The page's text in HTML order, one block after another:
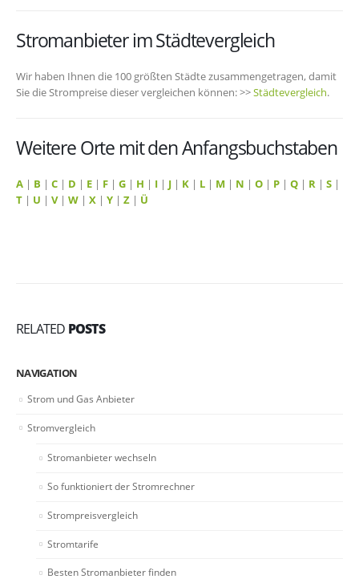
Stromanbieter im Städtevergleich
Wir haben Ihnen die 100 größten Städte zusammengetragen, damit
Sie die Strompreise dieser vergleichen können: >>Städtevergleich.
Weitere Orte mit den Anfangsbuchstaben
A | B | C | D | E | F | G | H | I | J | K | L | M | N | O | P | Q | R | S |
T | U | V| W | X | Y | Z | Ü
RELATED POSTS
NAVIGATION
Strom und Gas Anbieter
Stromvergleich
Stromanbieter wechseln
So funktioniert der Stromrechner
Strompreisvergleich
Stromtarife
Besten Stromanbieter finden